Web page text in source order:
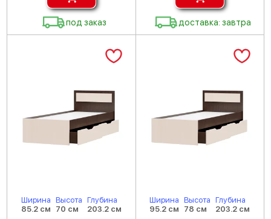
под заказ доставка: завтра
Ширина
85.2 см
Высота
70 см
Глубина
203.2 см
Ширина
95.2 см
Высота
78 см
Глубина
203.2 см